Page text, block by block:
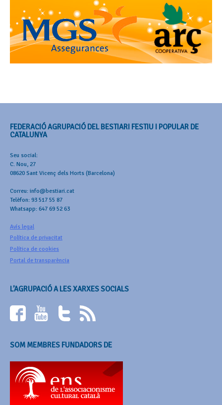
FEDERACIÓ AGRUPACIÓ DEL BESTIARI FESTIU I POPULAR DE
CATALUNYA
Seu social:
C. Nou, 27
08620 Sant Vicenç dels Horts (Barcelona)
Correu: info@bestiari.cat
Telèfon: 93 517 55 87
Whatsapp: 647 69 52 63
Avís legal
Política de privacitat
Política de cookies
Portal de transparència
L’AGRUPACIÓ A LES XARXES SOCIALS
SOM MEMBRES FUNDADORS DE